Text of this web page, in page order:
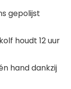
gepolijst
houdt 12 uur
hand dankzij